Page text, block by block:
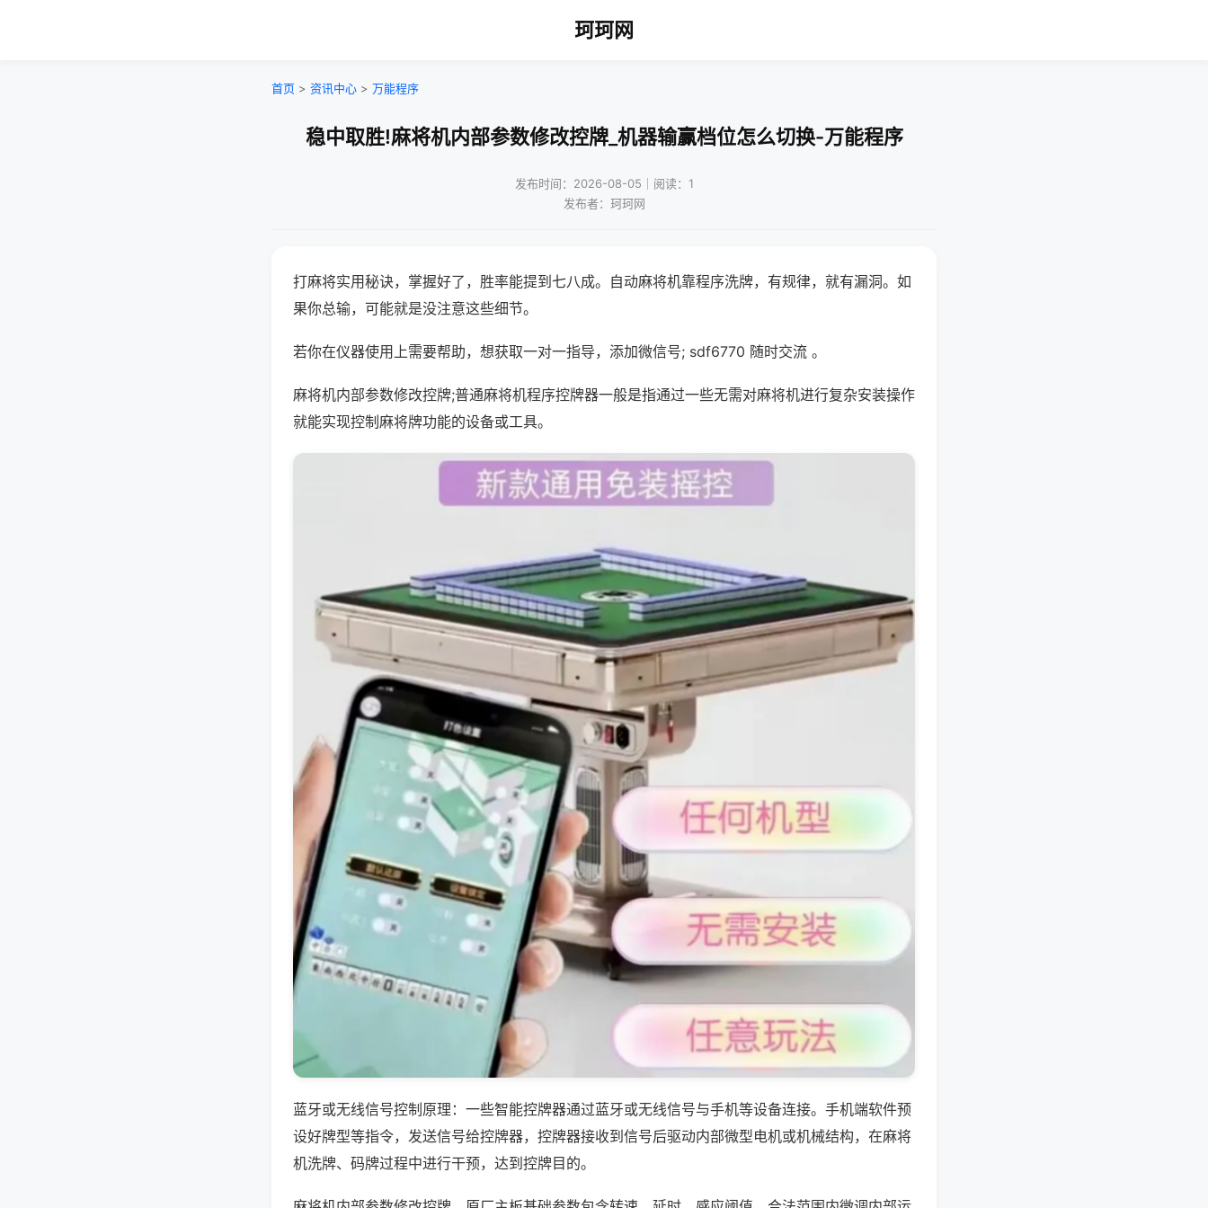
珂珂网
首页 > 资讯中心 > 万能程序
稳中取胜!麻将机内部参数修改控牌_机器输赢档位怎么切换-万能程序
发布时间：2026-08-05｜阅读：1
发布者：珂珂网
打麻将实用秘诀，掌握好了，胜率能提到七八成。自动麻将机靠程序洗牌，有规律，就有漏洞。如
果你总输，可能就是没注意这些细节。
若你在仪器使用上需要帮助，想获取一对一指导，添加微信号; sdf6770 随时交流 。
麻将机内部参数修改控牌;普通麻将机程序控牌器一般是指通过一些无需对麻将机进行复杂安装操作
就能实现控制麻将牌功能的设备或工具。
蓝牙或无线信号控制原理：一些智能控牌器通过蓝牙或无线信号与手机等设备连接。手机端软件预
设好牌型等指令，发送信号给控牌器，控牌器接收到信号后驱动内部微型电机或机械结构，在麻将
机洗牌、码牌过程中进行干预，达到控牌目的。